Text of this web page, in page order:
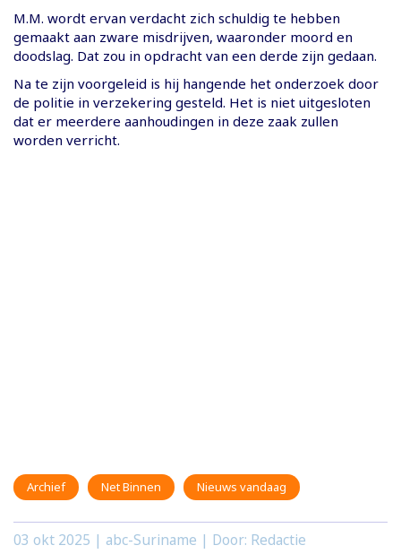
M.M. wordt ervan verdacht zich schuldig te hebben
gemaakt aan zware misdrijven, waaronder moord en
doodslag. Dat zou in opdracht van een derde zijn gedaan.
Na te zijn voorgeleid is hij hangende het onderzoek door
de politie in verzekering gesteld. Het is niet uitgesloten
dat er meerdere aanhoudingen in deze zaak zullen
worden verricht.
Archief Net Binnen Nieuws vandaag
03 okt 2025 | abc-Suriname | Door: Redactie